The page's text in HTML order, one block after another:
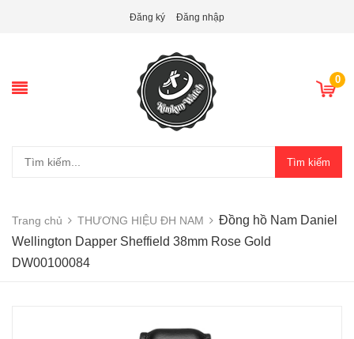
Đăng ký Đăng nhập
0
Tìm kiếm
Trang chủ THƯƠNG HIỆU ĐH NAM
Đồng hồ Nam Daniel
Wellington Dapper Sheffield 38mm Rose Gold
DW00100084